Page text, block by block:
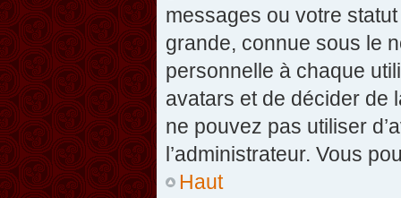
messages ou votre
grande, connue sous le
personnelle à chaque
avatars et de décider de
ne pouvez pas utiliser
l’administrateur. Vous
Haut